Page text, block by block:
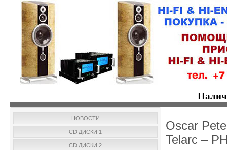
НОВОСТИ
CD ДИСКИ 1
CD ДИСКИ 2
Oscar
Telarc –